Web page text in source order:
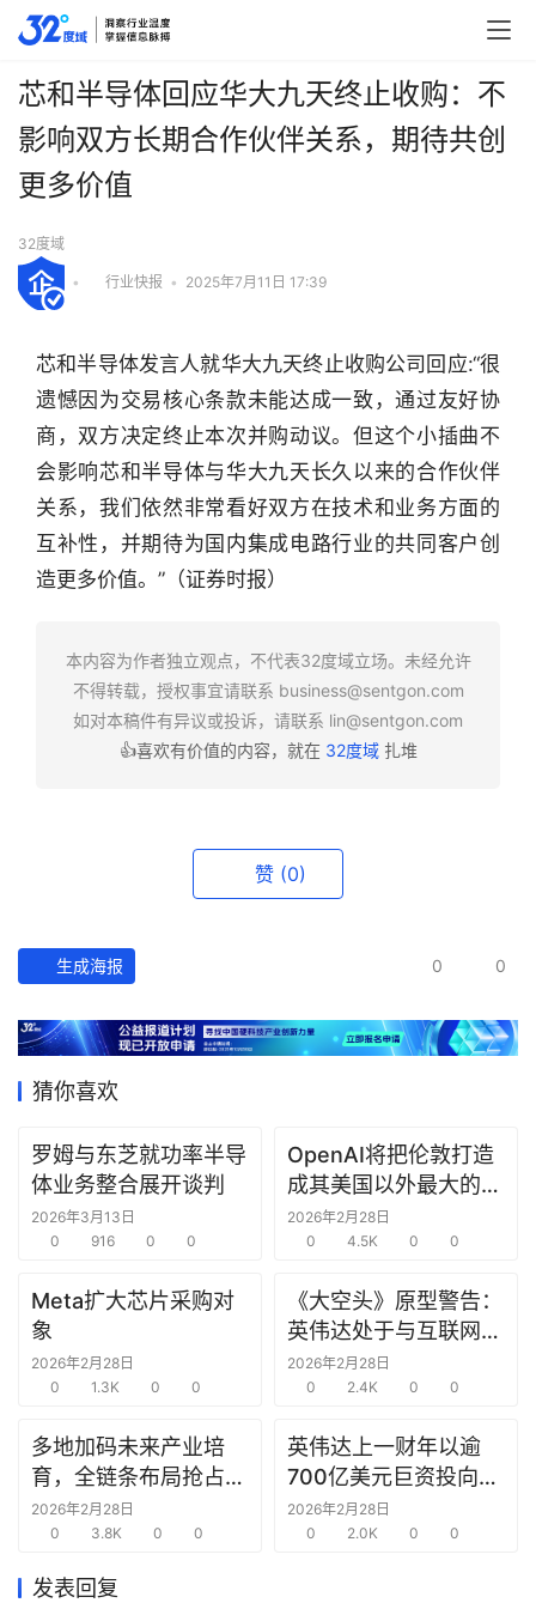
业
快
产
数
选
报
告
投
之
窗
商
机
芯和半导体回应华大九天终止收购：不
影响双方长期合作伙伴关系，期待共创
更多价值
32度域
• 行业快报 • 2025年7月11日 17:39
芯和半导体发言人就华大九天终止收购公司回应:“很
遗憾因为交易核心条款未能达成一致，通过友好协
商，双方决定终止本次并购动议。但这个小插曲不
会影响芯和半导体与华大九天长久以来的合作伙伴
关系，我们依然非常看好双方在技术和业务方面的
互补性，并期待为国内集成电路行业的共同客户创
造更多价值。”（证券时报）
本内容为作者独立观点，不代表32度域立场。未经允许
不得转载，授权事宜请联系 business@sentgon.com
如对本稿件有异议或投诉，请联系 lin@sentgon.com
👍喜欢有价值的内容，就在 32度域扎堆
赞 (0)
生成海报 0 0
猜你喜欢
罗姆与东芝就功率半导
体业务整合展开谈判
2026年3月13日
0
916 0 0
OpenAI将把伦敦打造
成其美国以外最大的研
究中心
2026年2月28日
0
4.5K 0 0
Meta扩大芯片采购对
象
2026年2月28日
0
1.3K 0 0
《大空头》原型警告：
英伟达处于与互联网泡
沫时期思科同样的“危
险境地”
2026年2月28日
0
2.4K 0 0
多地加码未来产业培
育，全链条布局抢占新
赛道先机
2026年2月28日
0
3.8K 0 0
英伟达上一财年以逾
700亿美元巨资投向合
作方，竭力巩固AI芯片
需求
2026年2月28日
0
2.0K 0 0
发表回复